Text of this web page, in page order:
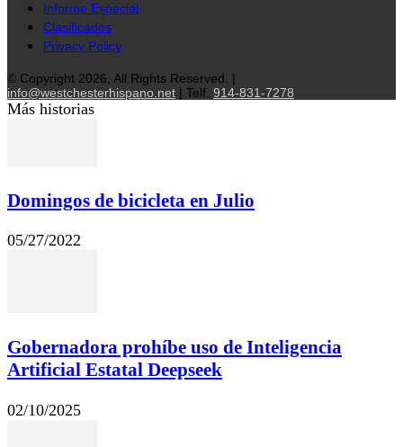
Informe Especial
Clasificados
Privacy Policy
© Copyright 2026, All Rights Reserved. |
info@westchesterhispano.net | Telf. 914-831-7278
Más historias
Domingos de bicicleta en Julio
05/27/2022
Gobernadora prohíbe uso de Inteligencia
Artificial Estatal Deepseek
02/10/2025